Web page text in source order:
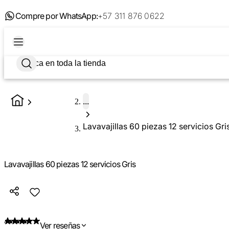
Compre por WhatsApp:+57 311 876 0622
...
Lavavajillas 60 piezas 12 servicios
Lavavajillas 60 piezas 12 servicios Gris
Ver reseñas